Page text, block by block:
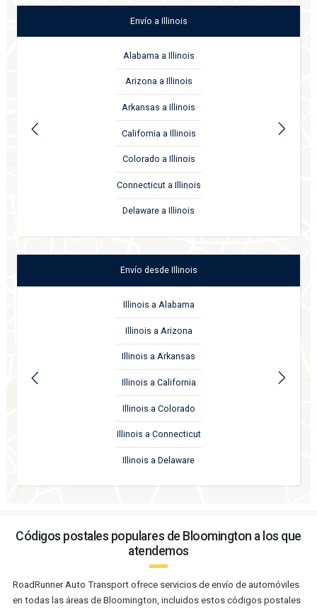
Envío a Illinois
Alabama a Illinois
Arizona a Illinois
Arkansas a Illinois
California a Illinois
Colorado a Illinois
Connecticut a Illinois
Delaware a Illinois
Envío desde Illinois
Illinois a Alabama
Illinois a Arizona
Illinois a Arkansas
Illinois a California
Illinois a Colorado
Illinois a Connecticut
Illinois a Delaware
Códigos postales populares de Bloomington a los que
atendemos
RoadRunner Auto Transport ofrece servicios de envío de automóviles
en todas las áreas de Bloomington, incluidos estos códigos postales